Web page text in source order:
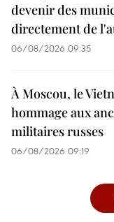
devenir des
directement de
06/08/2026 09:35
À Moscou, le
hommage aux
militaires russes
06/08/2026 09:19